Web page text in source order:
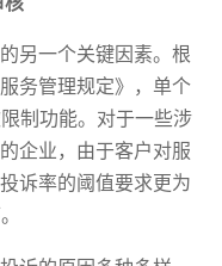
另一个关键因素。根
务管理规定》，单个
制功能。对于一些涉
企业，由于客户对服
诉率的阈值要求更为